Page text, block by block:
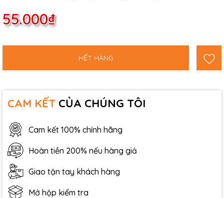
55.000₫
HẾT HÀNG
CAM KẾT CỦA CHÚNG TÔI
Cam kết 100% chính hãng
Hoàn tiền 200% nếu hàng giả
Giao tận tay khách hàng
Mở hộp kiểm tra